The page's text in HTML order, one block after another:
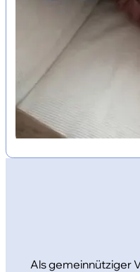
Als gemeinnütziger